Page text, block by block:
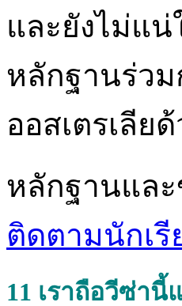
และยังไม่แ
หลักฐานร่วม
ออสเตรเลี
หลักฐานแล
ติดตามนักเรี
11 เราถือวีซ่านี้